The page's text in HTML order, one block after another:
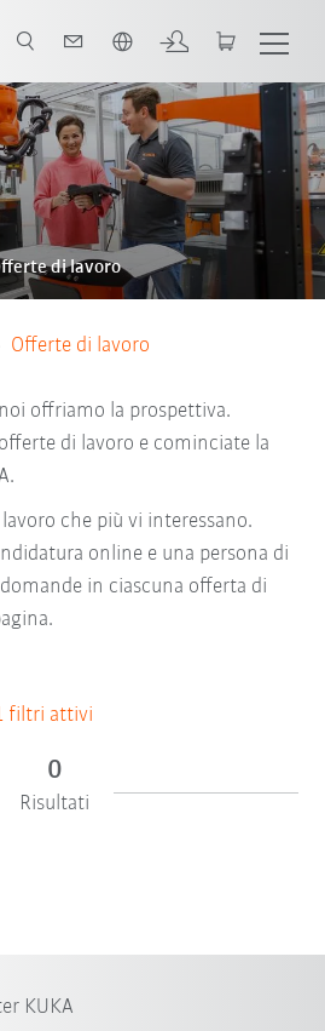
di lavoro
Offerte di lavoro
offriamo la prospettiva.
di lavoro e cominciate la
che più vi interessano.
online e una persona di
in ciascuna offerta di
filtri attivi
0
Risultati
KUKA